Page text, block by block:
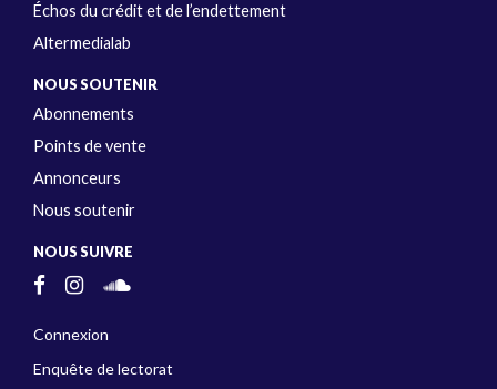
Échos du crédit et de l’endettement
Altermedialab
NOUS SOUTENIR
Abonnements
Points de vente
Annonceurs
Nous soutenir
NOUS SUIVRE
Connexion
Enquête de lectorat